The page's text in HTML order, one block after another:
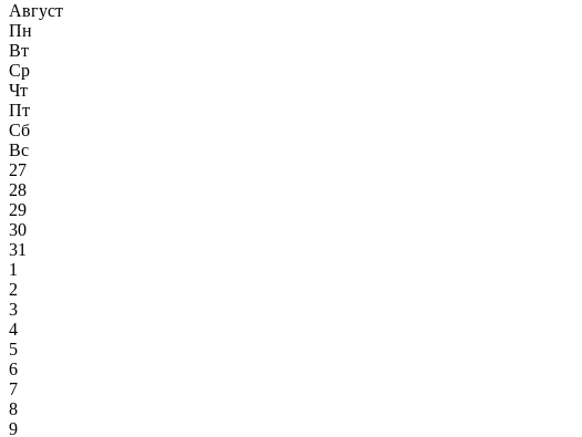
Август
Пн
Вт
Ср
Чт
Пт
Сб
Вс
27
28
29
30
31
1
2
3
4
5
6
7
8
9